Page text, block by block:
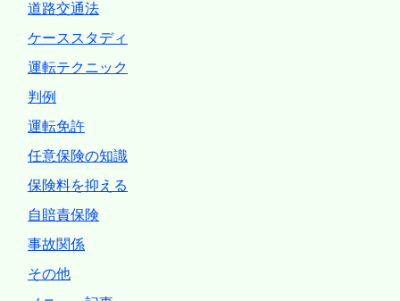
道路交通法
ケーススタディ
運転テクニック
判例
運転免許
任意保険の知識
保険料を抑える
自賠責保険
事故関係
その他